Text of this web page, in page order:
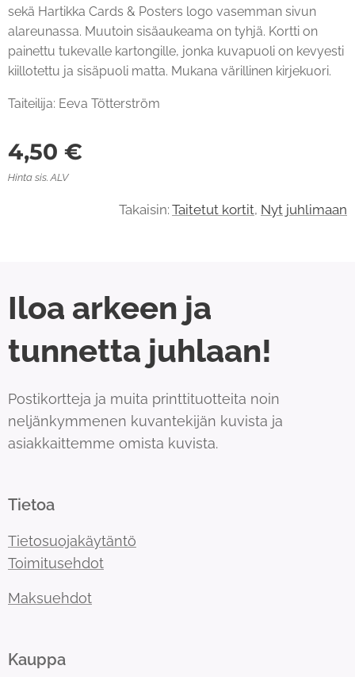
sekä Hartikka Cards & Posters logo vasemman sivun
alareunassa. Muutoin sisäaukeama on tyhjä. Kortti on
painettu tukevalle kartongille, jonka kuvapuoli on kevyesti
kiillotettu ja sisäpuoli matta. Mukana värillinen kirjekuori.
Taiteilija: Eeva Tötterström
4,50 €
Hinta sis. ALV
Takaisin: Taitetut kortit, Nyt juhlimaan
Iloa arkeen ja
tunnetta juhlaan!
Postikortteja ja muita printtituotteita noin
neljänkymmenen kuvantekijän kuvista ja
asiakkaittemme omista kuvista.
Tietoa
Tietosuojakäytäntö
Toimitusehdot
Maksuehdot
Kauppa